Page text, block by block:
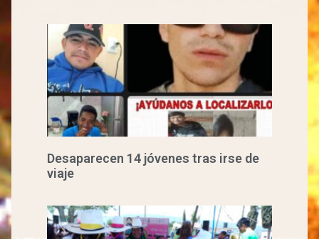
Desaparecen 14 jóvenes tras irse de
viaje